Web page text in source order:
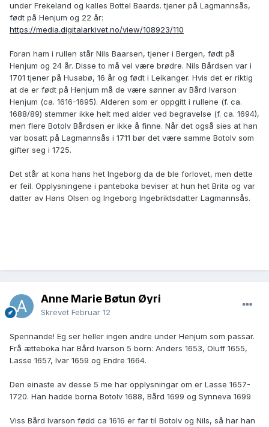
under Frekeland og kalles Bottel Baards. tjener på Lagmannsås,
født på Henjum og 22 år:
https://media.digitalarkivet.no/view/108923/110
Foran ham i rullen står Nils Baarsen, tjener i Bergen, født på
Henjum og 24 år. Disse to må vel være brødre. Nils Bårdsen var i
1701 tjener på Husabø, 16 år og født i Leikanger. Hvis det er riktig
at de er født på Henjum må de være sønner av Bård Ivarson
Henjum (ca. 1616-1695). Alderen som er oppgitt i rullene (f. ca.
1688/89) stemmer ikke helt med alder ved begravelse (f. ca. 1694),
men flere Botolv Bårdsen er ikke å finne. Når det også sies at han
var bosatt på Lagmannsås i 1711 bør det være samme Botolv som
gifter seg i 1725.
Det står at kona hans het Ingeborg da de ble forlovet, men dette
er feil. Opplysningene i panteboka beviser at hun het Brita og var
datter av Hans Olsen og Ingeborg Ingebriktsdatter Lagmannsås.
Anne Marie Bøtun Øyri
Skrevet Februar 12
Spennande! Eg ser heller ingen andre under Henjum som passar.
Frå ætteboka har Bård Ivarson 5 born: Anders 1653, Oluff 1655,
Lasse 1657, Ivar 1659 og Endre 1664.
Den einaste av desse 5 me har opplysningar om er Lasse 1657-
1720. Han hadde borna Botolv 1688, Bård 1699 og Synneva 1699
Viss Bård Ivarson fødd ca 1616 er far til Botolv og Nils, så har han